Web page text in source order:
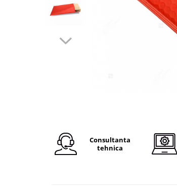
Plicuri de carton
Plicuri cu bule
Consultanta
tehnica